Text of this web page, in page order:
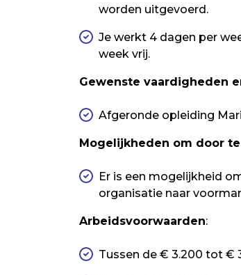
worden uitgevoerd.
Je werkt 4 dagen per
week vrij.
Gewenste vaardigheden
Afgeronde opleiding
Mogelijkheden om door
Er is een mogelijkheid
organisatie naar
Arbeidsvoorwaarden:
Tussen de € 3.200 tot €